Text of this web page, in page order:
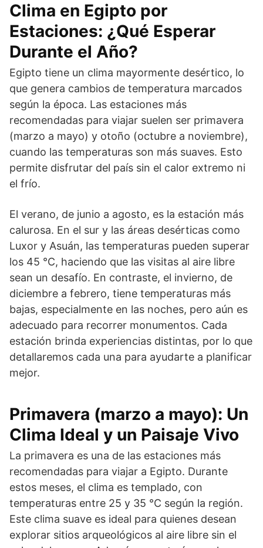
Clima en Egipto por
Estaciones: ¿Qué Esperar
Durante el Año?
Egipto tiene un clima mayormente desértico, lo
que genera cambios de temperatura marcados
según la época. Las estaciones más
recomendadas para viajar suelen ser primavera
(marzo a mayo) y otoño (octubre a noviembre),
cuando las temperaturas son más suaves. Esto
permite disfrutar del país sin el calor extremo ni
el frío.
El verano, de junio a agosto, es la estación más
calurosa. En el sur y las áreas desérticas como
Luxor y Asuán, las temperaturas pueden superar
los 45 °C, haciendo que las visitas al aire libre
sean un desafío. En contraste, el invierno, de
diciembre a febrero, tiene temperaturas más
bajas, especialmente en las noches, pero aún es
adecuado para recorrer monumentos. Cada
estación brinda experiencias distintas, por lo que
detallaremos cada una para ayudarte a planificar
mejor.
Primavera (marzo a mayo): Un
Clima Ideal y un Paisaje Vivo
La primavera es una de las estaciones más
recomendadas para viajar a Egipto. Durante
estos meses, el clima es templado, con
temperaturas entre 25 y 35 °C según la región.
Este clima suave es ideal para quienes desean
explorar sitios arqueológicos al aire libre sin el